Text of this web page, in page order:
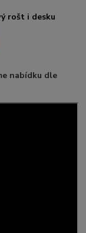
rošt i desku
nabídku dle